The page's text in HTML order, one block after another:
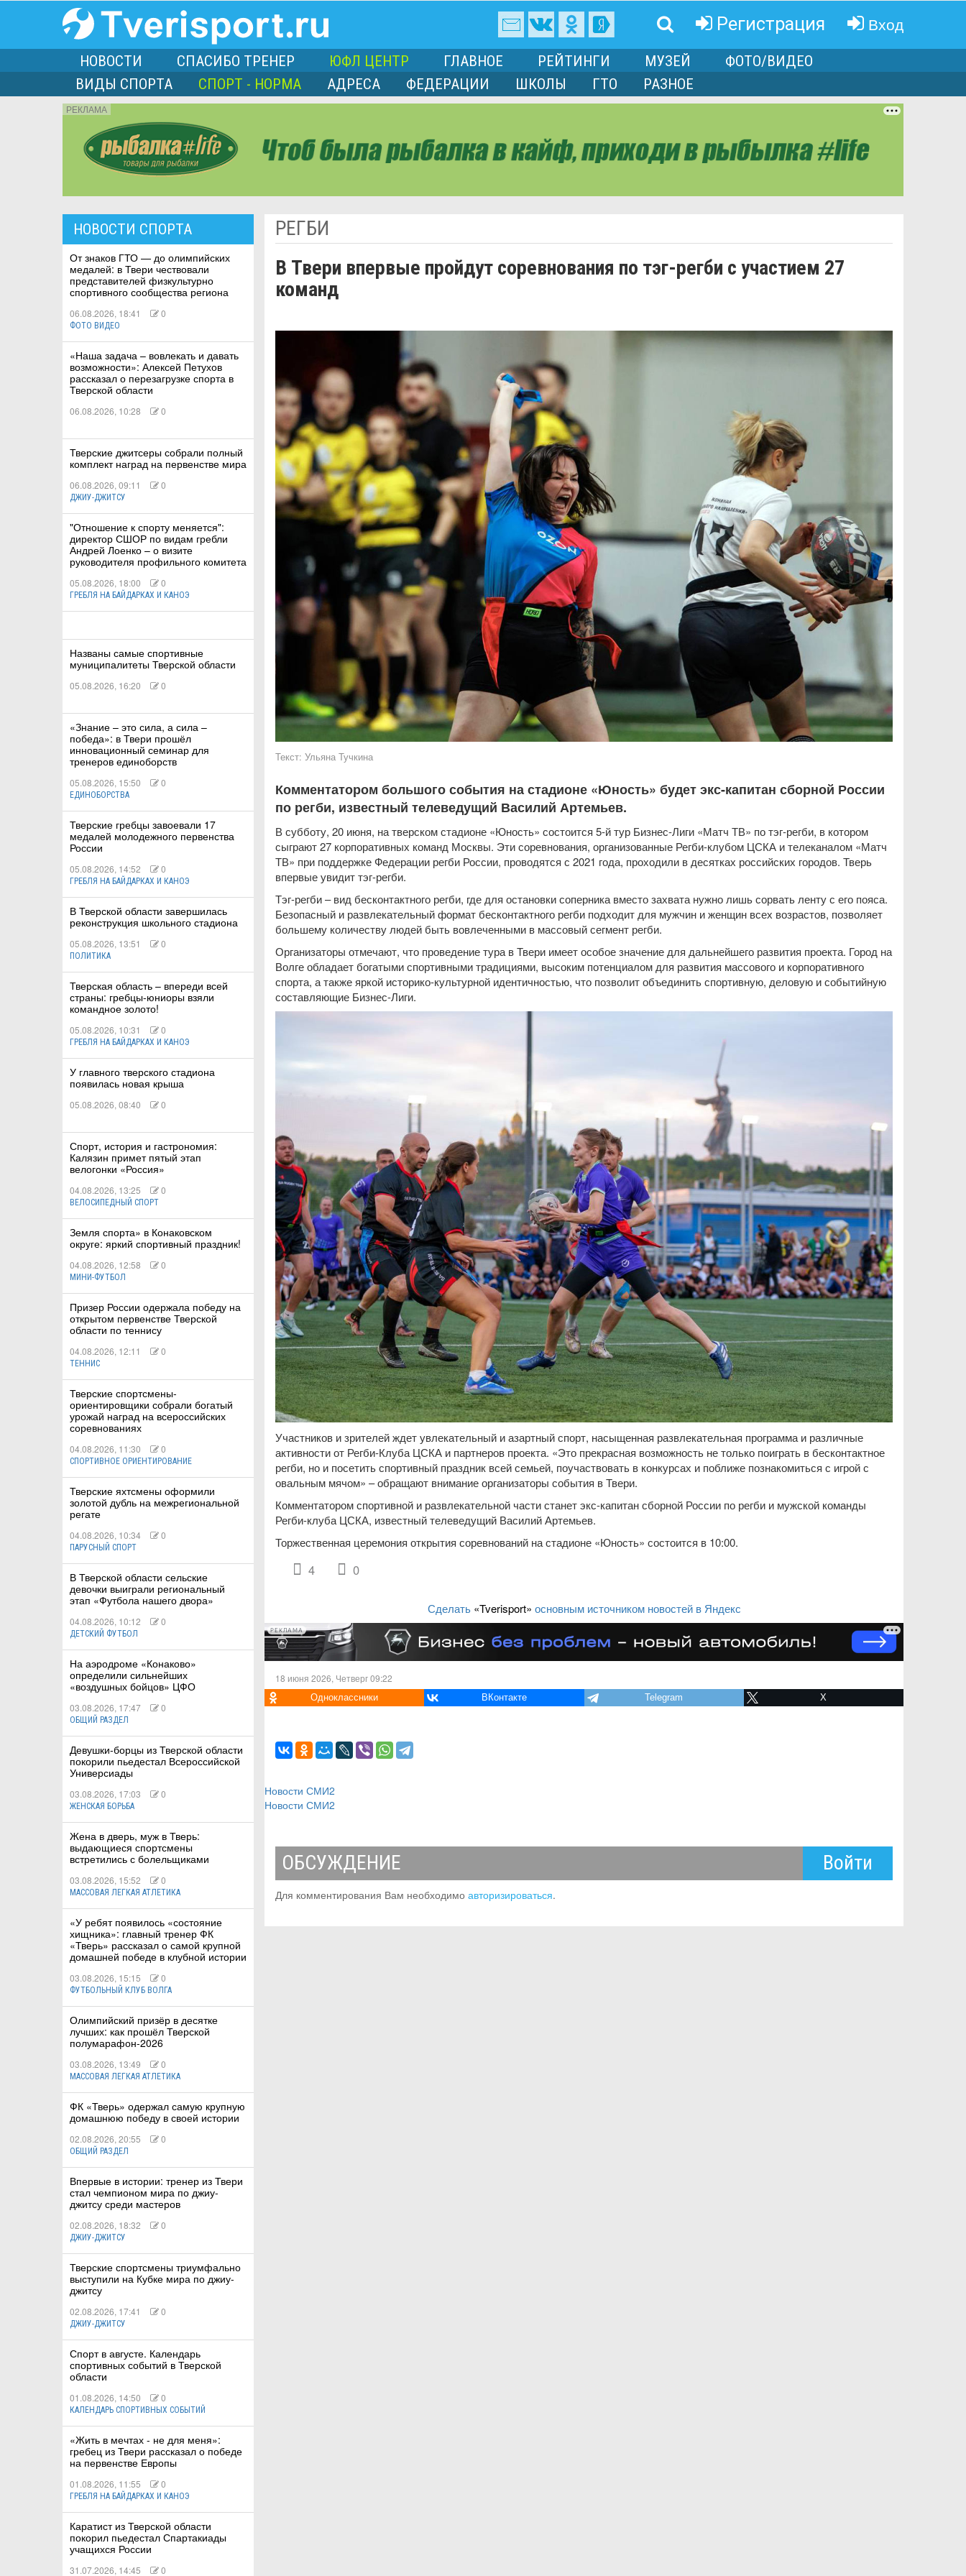
Регистрация Вход
НОВОСТИ СПАСИБО ТРЕНЕР ЮФЛ ЦЕНТР ГЛАВНОЕ РЕЙТИНГИ МУЗЕЙ
ФОТО/ВИДЕО
ВИДЫ СПОРТА
СПОРТ - НОРМА АДРЕСА ФЕДЕРАЦИИ ШКОЛЫ ГТО РАЗНОЕ
РЕКЛАМА
НОВОСТИ СПОРТА
От знаков ГТО — до олимпийских
медалей: в Твери чествовали
представителей физкультурно
спортивного сообщества региона
06.08.2026, 18:41 0
ФОТО ВИДЕО
«Наша задача – вовлекать и давать
возможности»: Алексей Петухов
рассказал о перезагрузке спорта в
Тверской области
06.08.2026, 10:28 0
Тверские джитсеры собрали полный
комплект наград на первенстве мира
06.08.2026, 09:11 0
ДЖИУ-ДЖИТСУ
"Отношение к спорту меняется":
директор СШОР по видам гребли
Андрей Лоенко – о визите
руководителя профильного комитета
05.08.2026, 18:00 0
ГРЕБЛЯ НА БАЙДАРКАХ И КАНОЭ
Названы самые спортивные
муниципалитеты Тверской области
05.08.2026, 16:20 0
«Знание – это сила, а сила –
победа»: в Твери прошёл
инновационный семинар для
тренеров единоборств
05.08.2026, 15:50 0
ЕДИНОБОРСТВА
Тверские гребцы завоевали 17
медалей молодежного первенства
России
05.08.2026, 14:52 0
ГРЕБЛЯ НА БАЙДАРКАХ И КАНОЭ
В Тверской области завершилась
реконструкция школьного стадиона
05.08.2026, 13:51 0
ПОЛИТИКА
Тверская область – впереди всей
страны: гребцы-юниоры взяли
командное золото!
05.08.2026, 10:31 0
ГРЕБЛЯ НА БАЙДАРКАХ И КАНОЭ
У главного тверского стадиона
появилась новая крыша
05.08.2026, 08:40 0
Спорт, история и гастрономия:
Калязин примет пятый этап
велогонки «Россия»
04.08.2026, 13:25 0
ВЕЛОСИПЕДНЫЙ СПОРТ
Земля спорта» в Конаковском
округе: яркий спортивный праздник!
04.08.2026, 12:58 0
МИНИ-ФУТБОЛ
Призер России одержала победу на
открытом первенстве Тверской
области по теннису
04.08.2026, 12:11 0
ТЕННИС
Тверские спортсмены-
ориентировщики собрали богатый
урожай наград на всероссийских
соревнованиях
04.08.2026, 11:30 0
СПОРТИВНОЕ ОРИЕНТИРОВАНИЕ
Тверские яхтсмены оформили
золотой дубль на межрегиональной
регате
04.08.2026, 10:34 0
ПАРУСНЫЙ СПОРТ
В Тверской области сельские
девочки выиграли региональный
этап «Футбола нашего двора»
04.08.2026, 10:12 0
ДЕТСКИЙ ФУТБОЛ
На аэродроме «Конаково»
определили сильнейших
«воздушных бойцов» ЦФО
03.08.2026, 17:47 0
ОБЩИЙ РАЗДЕЛ
Девушки-борцы из Тверской области
покорили пьедестал Всероссийской
Универсиады
03.08.2026, 17:03 0
ЖЕНСКАЯ БОРЬБА
Жена в дверь, муж в Тверь:
выдающиеся спортсмены
встретились с болельщиками
03.08.2026, 15:52 0
МАССОВАЯ ЛЕГКАЯ АТЛЕТИКА
«У ребят появилось «состояние
хищника»: главный тренер ФК
«Тверь» рассказал о самой крупной
домашней победе в клубной истории
03.08.2026, 15:15 0
ФУТБОЛЬНЫЙ КЛУБ ВОЛГА
Олимпийский призёр в десятке
лучших: как прошёл Тверской
полумарафон-2026
03.08.2026, 13:49 0
МАССОВАЯ ЛЕГКАЯ АТЛЕТИКА
ФК «Тверь» одержал самую крупную
домашнюю победу в своей истории
02.08.2026, 20:55 0
ОБЩИЙ РАЗДЕЛ
Впервые в истории: тренер из Твери
стал чемпионом мира по джиу-
джитсу среди мастеров
02.08.2026, 18:32 0
ДЖИУ-ДЖИТСУ
Тверские спортсмены триумфально
выступили на Кубке мира по джиу-
джитсу
02.08.2026, 17:41 0
ДЖИУ-ДЖИТСУ
Спорт в августе. Календарь
спортивных событий в Тверской
области
01.08.2026, 14:50 0
КАЛЕНДАРЬ СПОРТИВНЫХ СОБЫТИЙ
«Жить в мечтах - не для меня»:
гребец из Твери рассказал о победе
на первенстве Европы
01.08.2026, 11:55 0
ГРЕБЛЯ НА БАЙДАРКАХ И КАНОЭ
Каратист из Тверской области
покорил пьедестал Спартакиады
учащихся России
31.07.2026, 14:45 0
РЕГБИ
В Твери впервые пройдут соревнования по тэг-регби с участием 27
команд
Текст:Ульяна Тучкина
Комментатором большого события на стадионе «Юность» будет экс-капитан сборной России
по регби, известный телеведущий Василий Артемьев.
В субботу, 20 июня, на тверском стадионе «Юность» состоится 5-й тур Бизнес-Лиги «Матч ТВ» по тэг-регби, в котором
сыграют 27 корпоративных команд Москвы. Эти соревнования, организованные Регби-клубом ЦСКА и телеканалом «Матч
ТВ» при поддержке Федерации регби России, проводятся с 2021 года, проходили в десятках российских городов. Тверь
впервые увидит тэг-регби.
Тэг-регби – вид бесконтактного регби, где для остановки соперника вместо захвата нужно лишь сорвать ленту с его пояса.
Безопасный и развлекательный формат бесконтактного регби подходит для мужчин и женщин всех возрастов, позволяет
большему количеству людей быть вовлеченными в массовый сегмент регби.
Организаторы отмечают, что проведение тура в Твери имеет особое значение для дальнейшего развития проекта. Город на
Волге обладает богатыми спортивными традициями, высоким потенциалом для развития массового и корпоративного
спорта, а также яркой историко-культурной идентичностью, что позволит объединить спортивную, деловую и событийную
составляющие Бизнес-Лиги.
Участников и зрителей ждет увлекательный и азартный спорт, насыщенная развлекательная программа и различные
активности от Регби-Клуба ЦСКА и партнеров проекта. «Это прекрасная возможность не только поиграть в бесконтактное
регби, но и посетить спортивный праздник всей семьей, поучаствовать в конкурсах и поближе познакомиться с игрой с
овальным мячом» – обращают внимание организаторы события в Твери.
Комментатором спортивной и развлекательной части станет экс-капитан сборной России по регби и мужской команды
Регби-клуба ЦСКА, известный телеведущий Василий Артемьев.
Торжественная церемония открытия соревнований на стадионе «Юность» состоится в 10:00.
4 0
Сделать «Tverisport» основным источником новостей в Яндекс
РЕКЛАМА
18 июня 2026, Четверг 09:22
Одноклассники ВКонтакте Telegram X
Новости СМИ2
Новости СМИ2
ОБСУЖДЕНИЕ Войти
Для комментирования Вам необходимоавторизироваться.